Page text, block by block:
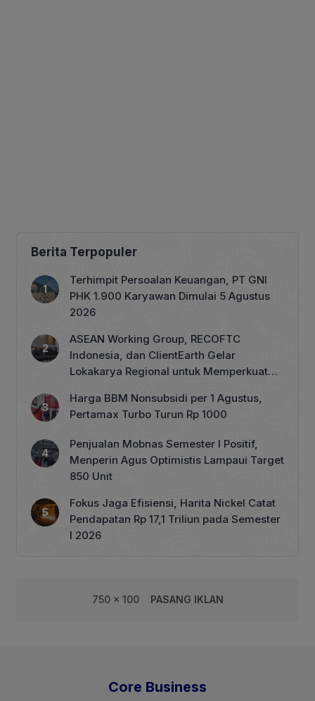
Berita Terpopuler
Terhimpit Persoalan Keuangan, PT GNI
PHK 1.900 Karyawan Dimulai 5 Agustus
2026
ASEAN Working Group, RECOFTC
Indonesia, dan ClientEarth Gelar
Lokakarya Regional untuk Memperkuat
Harga BBM Nonsubsidi per 1 Agustus,
Pertamax Turbo Turun Rp 1000
Penjualan Mobnas Semester I Positif,
Menperin Agus Optimistis Lampaui Target
850 Unit
Fokus Jaga Efisiensi, Harita Nickel Catat
Pendapatan Rp 17,1 Triliun pada Semester
I 2026
750 x 100 PASANG IKLAN
Core Business